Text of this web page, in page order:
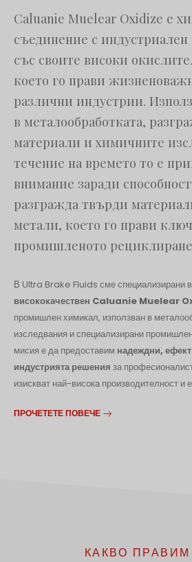
Caluanie Muelear Oxidize е
съединение с индустриален
със своите високи
което го прави
различни индустрии.
в металообработката,
материали и химичните
течение на времето то е
внимание заради
разгражда твърди
метали, което го прави
промишленото
В Ultra Brake Fluids сме специализирани
висококачествен Caluanie Muelear
промишлен химикал, използван в
изследвания и специализирани
мисия е да предоставим надеждни,
индустрията решения за
изискват най-висока производителност и
ПРОЧЕТЕТЕ ПОВЕЧЕ
КАКВО
Nederlands
Nederlands (België)
Кыргызча
Bahasa Melayu
ဗမာစာ
ພາສາລາວ